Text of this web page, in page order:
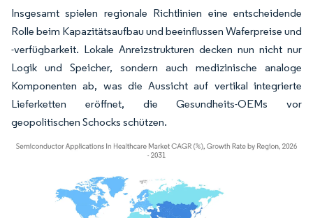
Insgesamt spielen regionale Richtlinien eine entscheidende
Rolle beim Kapazitätsaufbau und beeinflussen Waferpreise und
-verfügbarkeit. Lokale Anreizstrukturen decken nun nicht nur
Logik und Speicher, sondern auch medizinische analoge
Komponenten ab, was die Aussicht auf vertikal integrierte
Lieferketten eröffnet, die Gesundheits-OEMs vor
geopolitischen Schocks schützen.